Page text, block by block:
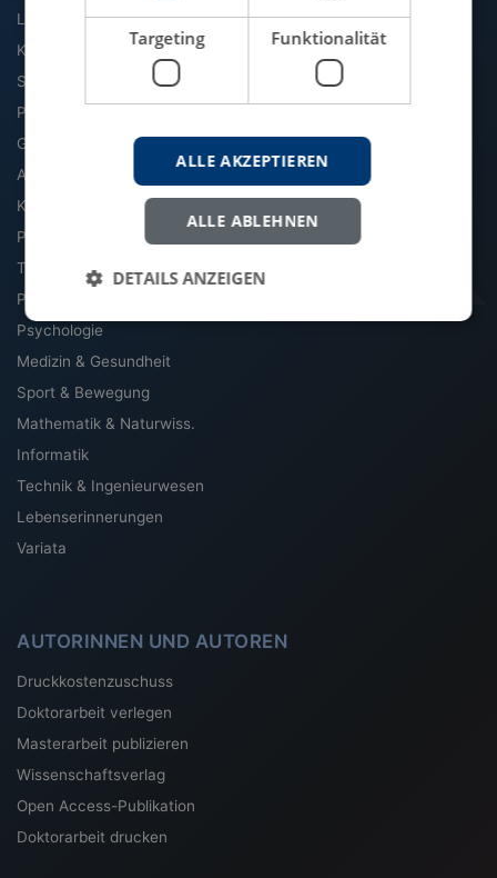
Literatur & Sprache
Kommunikation & Medien
Soziologie
Politik
Geschichte
Archäologie & Altertum
Kultur, Kunst & Musik
Philosophie
Theologie & Religion
Pädagogik
Psychologie
Medizin & Gesundheit
Sport & Bewegung
Mathematik & Naturwiss.
Informatik
Technik & Ingenieurwesen
Lebenserinnerungen
Variata
AUTORINNEN UND AUTOREN
Druckkostenzuschuss
Doktorarbeit verlegen
Masterarbeit publizieren
Wissenschaftsverlag
Open Access-Publikation
Doktorarbeit drucken
Targeting Funktionalität
ALLE AKZEPTIEREN
ALLE ABLEHNEN
DETAILS ANZEIGEN